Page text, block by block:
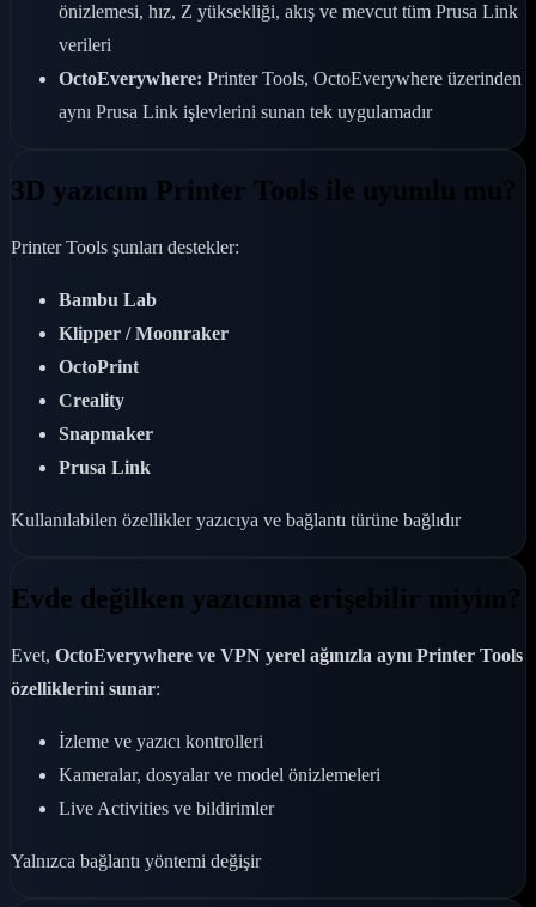
önizlemesi, hız, Z yüksekliği, akış ve mevcut tüm Prusa Link
verileri
OctoEverywhere: Printer Tools, OctoEverywhere üzerinden
aynı Prusa Link işlevlerini sunan tek uygulamadır
3D yazıcım Printer Tools ile uyumlu mu?
Printer Tools şunları destekler:
Bambu Lab
Klipper / Moonraker
OctoPrint
Creality
Snapmaker
Prusa Link
Kullanılabilen özellikler yazıcıya ve bağlantı türüne bağlıdır
Evde değilken yazıcıma erişebilir miyim?
Evet, OctoEverywhere ve VPN yerel ağınızla aynı Printer Tools
özelliklerini sunar:
İzleme ve yazıcı kontrolleri
Kameralar, dosyalar ve model önizlemeleri
Live Activities ve bildirimler
Yalnızca bağlantı yöntemi değişir